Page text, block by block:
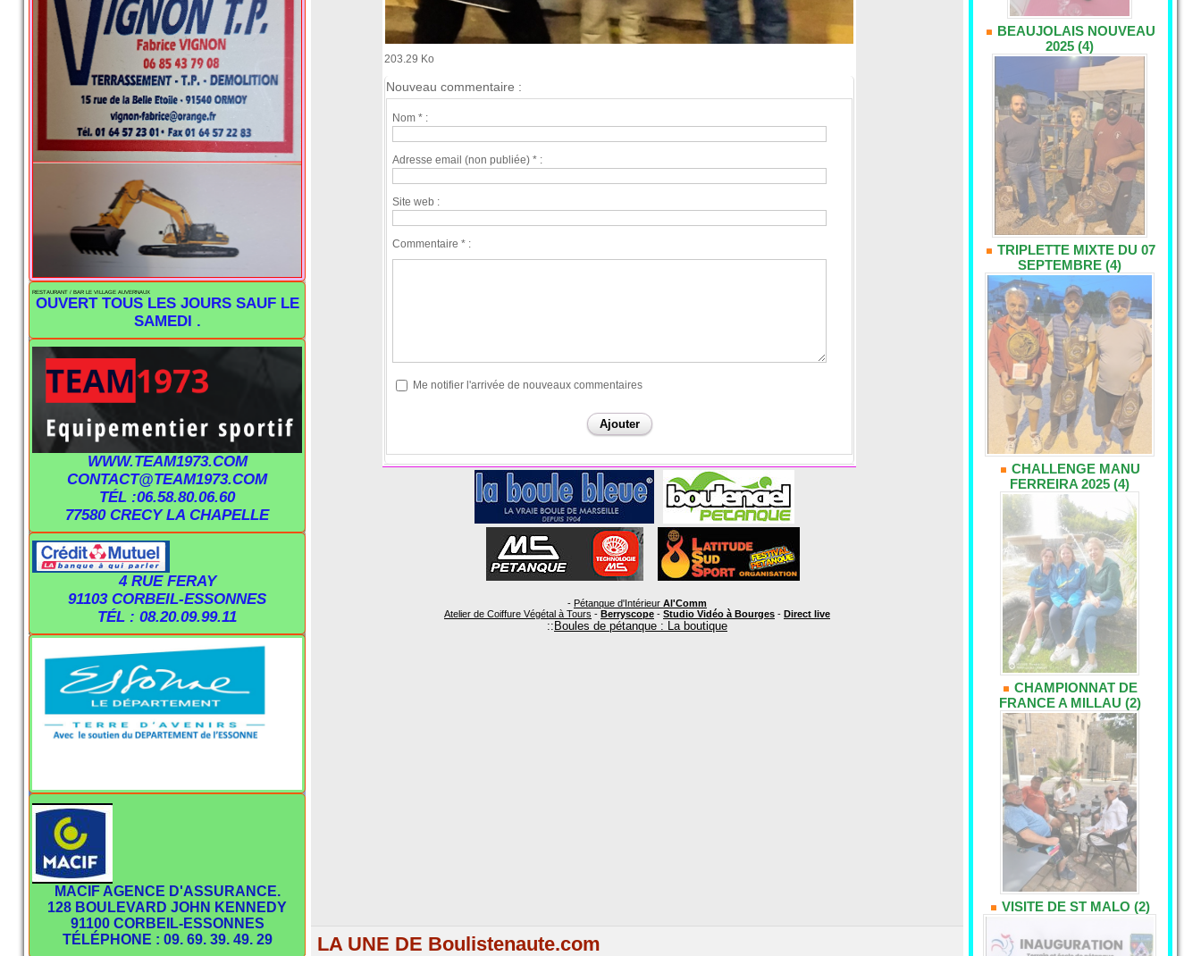
RESTAURANT / BAR LE VILLAGE AUVERNAUX
OUVERT TOUS LES JOURS SAUF LE
SAMEDI .
WWW.TEAM1973.COM
CONTACT@TEAM1973.COM
TÉL :06.58.80.06.60
77580 CRECY LA CHAPELLE
4 RUE FERAY
91103 CORBEIL-ESSONNES
TÉL : 08.20.09.99.11
MACIF AGENCE D'ASSURANCE.
128 BOULEVARD JOHN KENNEDY
91100 CORBEIL-ESSONNES
TÉLÉPHONE : 09. 69. 39. 49. 29
203.29 Ko
Nouveau commentaire :
Nom * :
Adresse email (non publiée) * :
Site web :
Commentaire * :
Me notifier l'arrivée de nouveaux commentaires
- Pétanque d'Intérieur Al'Comm
Atelier de Coiffure Végétal à Tours - Berryscope - Studio Vidéo à Bourges - Direct live
:: Boules de pétanque : La boutique
LA UNE DE Boulistenaute.com
BEAUJOLAIS NOUVEAU
2025 (4)
TRIPLETTE MIXTE DU 07
SEPTEMBRE (4)
CHALLENGE MANU
FERREIRA 2025 (4)
CHAMPIONNAT DE
FRANCE A MILLAU (2)
VISITE DE ST MALO (2)